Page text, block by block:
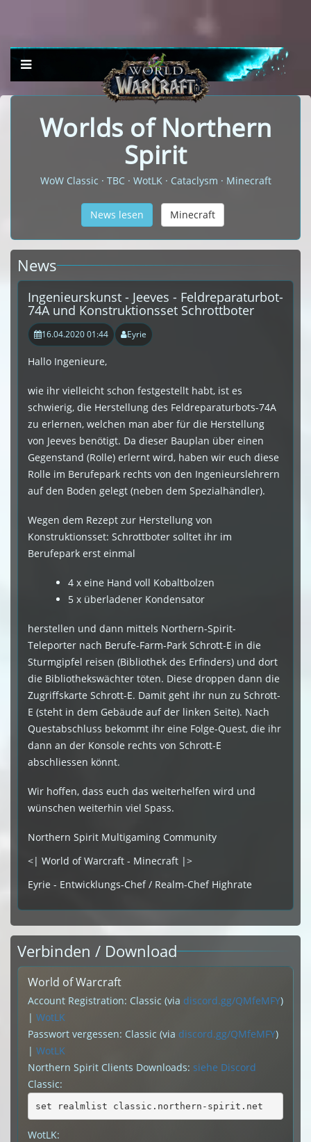
Worlds of Northern
Spirit
WoW Classic · TBC · WotLK · Cataclysm · Minecraft
News lesen Minecraft
News
Ingenieurskunst - Jeeves - Feldreparaturbot-
74A und Konstruktionsset Schrottboter
16.04.2020 01:44 Eyrie
Hallo Ingenieure,
wie ihr vielleicht schon festgestellt habt, ist es
schwierig, die Herstellung des Feldreparaturbots-74A
zu erlernen, welchen man aber für die Herstellung
von Jeeves benötigt. Da dieser Bauplan über einen
Gegenstand (Rolle) erlernt wird, haben wir euch diese
Rolle im Berufepark rechts von den Ingenieurslehrern
auf den Boden gelegt (neben dem Spezialhändler).
Wegen dem Rezept zur Herstellung von
Konstruktionsset: Schrottboter solltet ihr im
Berufepark erst einmal
4 x eine Hand voll Kobaltbolzen
5 x überladener Kondensator
herstellen und dann mittels Northern-Spirit-
Teleporter nach Berufe-Farm-Park Schrott-E in die
Sturmgipfel reisen (Bibliothek des Erfinders) und dort
die Bibliothekswächter töten. Diese droppen dann die
Zugriffskarte Schrott-E. Damit geht ihr nun zu Schrott-
E (steht in dem Gebäude auf der linken Seite). Nach
Questabschluss bekommt ihr eine Folge-Quest, die ihr
dann an der Konsole rechts von Schrott-E
abschliessen könnt.
Wir hoffen, dass euch das weiterhelfen wird und
wünschen weiterhin viel Spass.
Northern Spirit Multigaming Community
<| World of Warcraft - Minecraft |>
Eyrie - Entwicklungs-Chef / Realm-Chef Highrate
Verbinden / Download
World of Warcraft
Account Registration: Classic (via discord.gg/QMfeMFY)
| WotLK
Passwort vergessen: Classic (via discord.gg/QMfeMFY)
| WotLK
Northern Spirit Clients Downloads: siehe Discord
Classic:
set realmlist classic.northern-spirit.net
WotLK: